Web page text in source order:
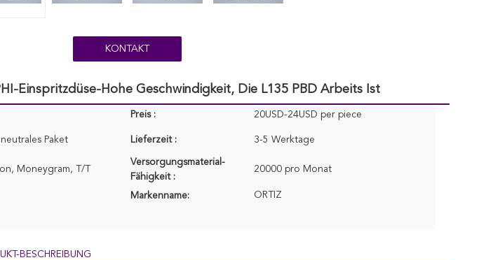
KONTAKT
Einspritzdüse-Hohe Geschwindigkeit, Die L135 PBD Arbeits Ist
Preis :
20USD-24USD per piece
Paket Lieferzeit : 3-5 Werktage
Moneygram, T/T
Versorgungsmaterial-
Fähigkeit :
20000 pro Monat
Markenname: ORTIZ
BESCHREIBUNG